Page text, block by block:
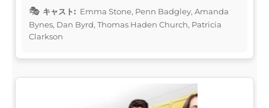
キャスト: Emma Stone, Penn Badgley, Amanda
Bynes, Dan Byrd, Thomas Haden Church, Patricia
Clarkson